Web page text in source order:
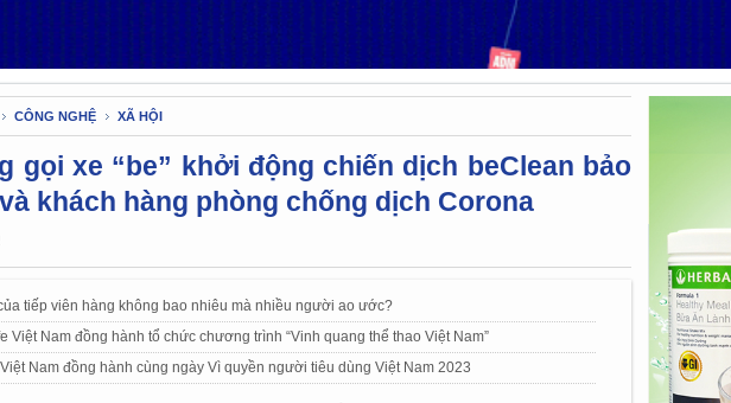
CÔNG NGHỆ XÃ HỘI
gọi xe “be” khởi động chiến dịch beClean bảo
khách hàng phòng chống dịch Corona
tiếp viên hàng không bao nhiêu mà nhiều người ao ước?
Việt Nam đồng hành tổ chức chương trình “Vinh quang thể thao Việt Nam”
Nam đồng hành cùng ngày Vì quyền người tiêu dùng Việt Nam 2023